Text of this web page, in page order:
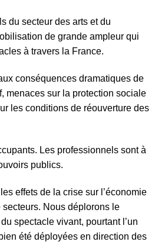
du secteur des arts et du
de grande ampleur qui
à travers la France.
conséquences dramatiques de
menaces sur la protection sociale
les conditions de réouverture des
Les professionnels sont à
publics.
effets de la crise sur l’économie
secteurs. Nous déplorons le
spectacle vivant, pourtant l’un
été déployées en direction des